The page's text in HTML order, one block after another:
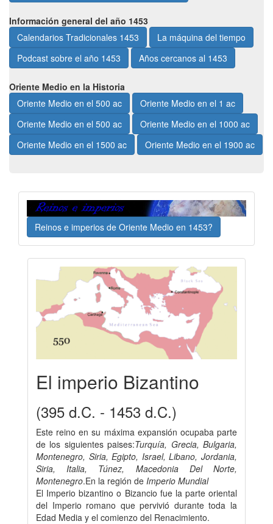
Información general del año 1453
Calendarios Tradicionales 1453
La máquina del tiempo
Podcast sobre el año 1453
Años cercanos al 1453
Oriente Medio en la Historia
Oriente Medio en el 500 ac
Oriente Medio en el 1 ac
Oriente Medio en el 500 ac
Oriente Medio en el 1000 ac
Oriente Medio en el 1500 ac
Oriente Medio en el 1900 ac
Reinos e imperios de Oriente Medio en 1453?
El imperio Bizantino
(395 d.C. - 1453 d.C.)
Este reino en su máxima expansión ocupaba parte
de los siguientes paises:Turquía, Grecia, Bulgaria,
Montenegro, Siria, Egipto, Israel, Libano, Jordania,
Siria, Italia, Túnez, Macedonia Del Norte,
Montenegro.En la región de Imperio Mundial
El Imperio bizantino o Bizancio fue la parte oriental
del Imperio romano que pervivió durante toda la
Edad Media y el comienzo del Renacimiento.